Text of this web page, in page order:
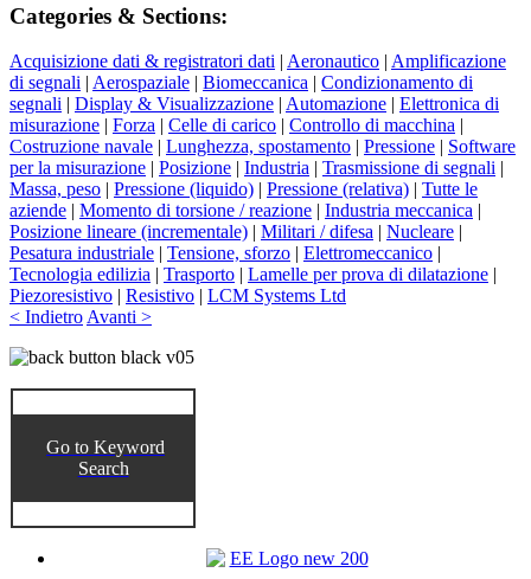
Categories & Sections:
Acquisizione dati & registratori dati | Aeronautico | Amplificazione
di segnali | Aerospaziale | Biomeccanica | Condizionamento di
segnali | Display & Visualizzazione | Automazione | Elettronica di
misurazione | Forza | Celle di carico | Controllo di macchina |
Costruzione navale | Lunghezza, spostamento | Pressione | Software
per la misurazione | Posizione | Industria | Trasmissione di segnali |
Massa, peso | Pressione (liquido) | Pressione (relativa) | Tutte le
aziende | Momento di torsione / reazione | Industria meccanica |
Posizione lineare (incrementale) | Militari / difesa | Nucleare |
Pesatura industriale | Tensione, sforzo | Elettromeccanico |
Tecnologia edilizia | Trasporto | Lamelle per prova di dilatazione |
Piezoresistivo | Resistivo | LCM Systems Ltd
< Indietro Avanti >
Go to Keyword
Search